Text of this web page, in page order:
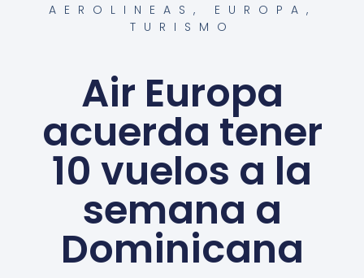
AEROLINEAS , EUROPA ,
TURISMO
Air Europa
acuerda tener
10 vuelos a la
semana a
Dominicana